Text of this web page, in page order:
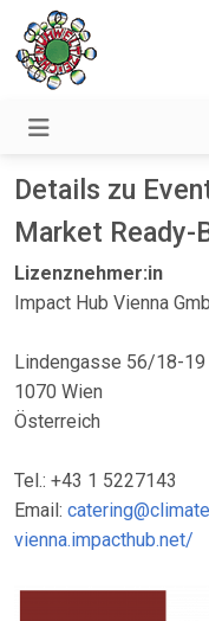
Details zu
Market Ready-
Lizenznehmer:in
Impact Hub Vienna
Lindengasse 56/18-19
1070 Wien
Österreich
Tel.: +43 1 5227143
Email:
vienna.impacthub.net/